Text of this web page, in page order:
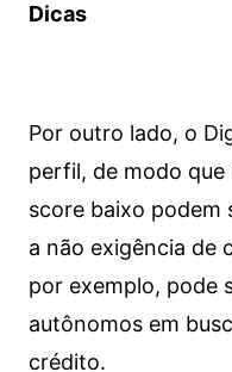
Dicas
Por outro lado, o
perfil, de modo
score baixo podem
a não exigência de
por exemplo, pode
autônomos em
crédito.